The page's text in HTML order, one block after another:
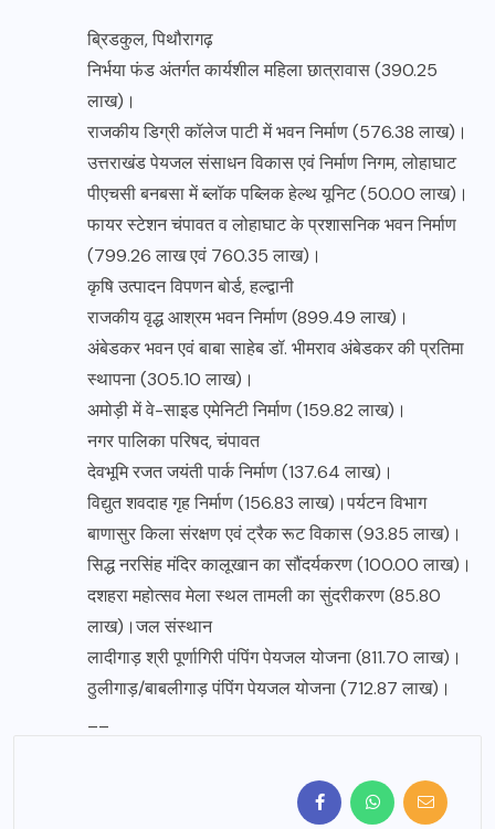
ब्रिडकुल, पिथौरागढ़
निर्भया फंड अंतर्गत कार्यशील महिला छात्रावास (390.25
लाख)।
राजकीय डिग्री कॉलेज पाटी में भवन निर्माण (576.38 लाख)।
उत्तराखंड पेयजल संसाधन विकास एवं निर्माण निगम, लोहाघाट
पीएचसी बनबसा में ब्लॉक पब्लिक हेल्थ यूनिट (50.00 लाख)।
फायर स्टेशन चंपावत व लोहाघाट के प्रशासनिक भवन निर्माण
(799.26 लाख एवं 760.35 लाख)।
कृषि उत्पादन विपणन बोर्ड, हल्द्वानी
राजकीय वृद्ध आश्रम भवन निर्माण (899.49 लाख)।
अंबेडकर भवन एवं बाबा साहेब डॉ. भीमराव अंबेडकर की प्रतिमा
स्थापना (305.10 लाख)।
अमोड़ी में वे-साइड एमेनिटी निर्माण (159.82 लाख)।
नगर पालिका परिषद, चंपावत
देवभूमि रजत जयंती पार्क निर्माण (137.64 लाख)।
विद्युत शवदाह गृह निर्माण (156.83 लाख)।पर्यटन विभाग
बाणासुर किला संरक्षण एवं ट्रैक रूट विकास (93.85 लाख)।
सिद्ध नरसिंह मंदिर कालूखान का सौंदर्यकरण (100.00 लाख)।
दशहरा महोत्सव मेला स्थल तामली का सुंदरीकरण (85.80
लाख)।जल संस्थान
लादीगाड़ श्री पूर्णागिरी पंपिंग पेयजल योजना (811.70 लाख)।
ठुलीगाड़/बाबलीगाड़ पंपिंग पेयजल योजना (712.87 लाख)।